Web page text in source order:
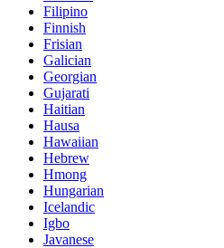
Filipino
Finnish
Frisian
Galician
Georgian
Gujarati
Haitian
Hausa
Hawaiian
Hebrew
Hmong
Hungarian
Icelandic
Igbo
Javanese